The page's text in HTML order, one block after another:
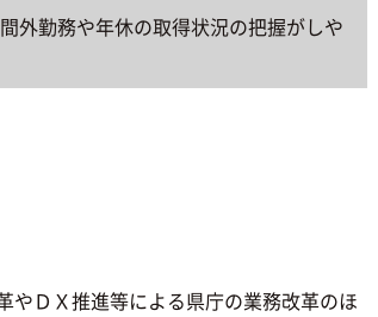
外勤務や年休の取得状況の把握がしや
やＤＸ推進等による県庁の業務改革のほ